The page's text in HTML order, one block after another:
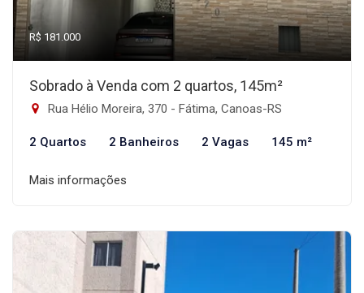
R$ 181.000
Sobrado à Venda com 2 quartos, 145m²
Rua Hélio Moreira, 370 - Fátima, Canoas-RS
2 Quartos 2 Banheiros 2 Vagas 145 m²
Mais informações